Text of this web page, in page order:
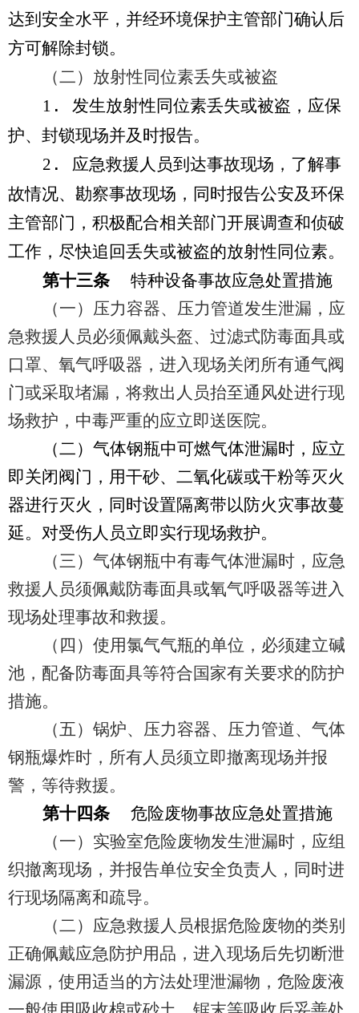
达到安全水平，并经环境保护主管部门确认后
方可解除封锁。
（二）放射性同位素丢失或被盗
1 . 发生放射性同位素丢失或被盗，应保
护、封锁现场并及时报告。
2 . 应急救援人员到达事故现场，了解事
故情况、勘察事故现场，同时报告公安及环保
主管部门，积极配合相关部门开展调查和侦破
工作，尽快追回丢失或被盗的放射性同位素。
第十三条特种设备事故应急处置措施
（一）压力容器、压力管道发生泄漏，应
急救援人员必须佩戴头盔、过滤式防毒面具或
口罩、氧气呼吸器，进入现场关闭所有通气阀
门或采取堵漏，将救出人员抬至通风处进行现
场救护，中毒严重的应立即送医院。
（二）气体钢瓶中可燃气体泄漏时，应立
即关闭阀门，用干砂、二氧化碳或干粉等灭火
器进行灭火，同时设置隔离带以防火灾事故蔓
延。对受伤人员立即实行现场救护。
（三）气体钢瓶中有毒气体泄漏时，应急
救援人员须佩戴防毒面具或氧气呼吸器等进入
现场处理事故和救援。
（四）使用氯气气瓶的单位，必须建立碱
池，配备防毒面具等符合国家有关要求的防护
措施。
（五）锅炉、压力容器、压力管道、气体
钢瓶爆炸时，所有人员须立即撤离现场并报
警，等待救援。
第十四条危险废物事故应急处置措施
（一）实验室危险废物发生泄漏时，应组
织撤离现场，并报告单位安全负责人，同时进
行现场隔离和疏导。
（二）应急救援人员根据危险废物的类别
正确佩戴应急防护用品，进入现场后先切断泄
漏源，使用适当的方法处理泄漏物，危险废液